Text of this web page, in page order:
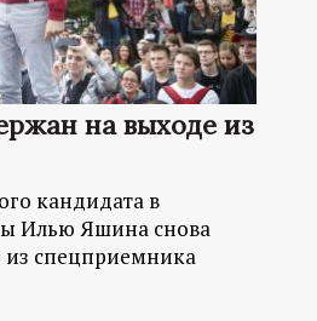
на выходе из
кандидата в
Илью Яшина снова
из спецприемника